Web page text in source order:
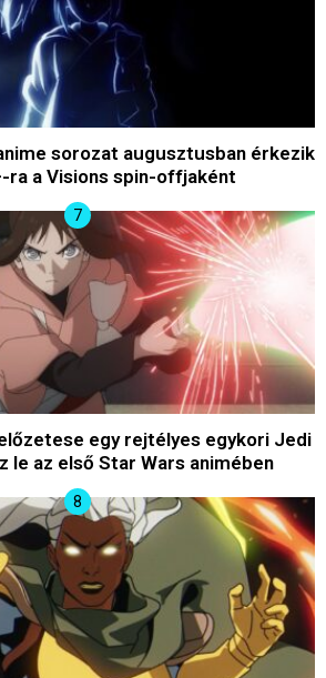
sorozat augusztusban érkezik
ra a Visions spin-offjaként
egy rejtélyes egykori Jedi
le az első Star Wars animében